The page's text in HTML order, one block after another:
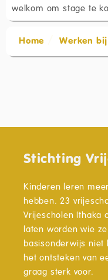
welkom om stage te
Home Werken
Stichting
Kinderen leren
hebben. 23
Vrijescholen Ithaka
laten worden wie
basisonderwijs niet
het ontsteken van
graag sterk voor.